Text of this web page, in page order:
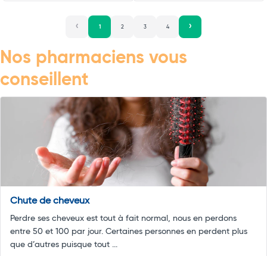
1 2 3 4
Nos pharmaciens vous
conseillent
Chute de cheveux
Perdre ses cheveux est tout à fait normal, nous en perdons
entre 50 et 100 par jour. Certaines personnes en perdent plus
que d’autres puisque tout ...